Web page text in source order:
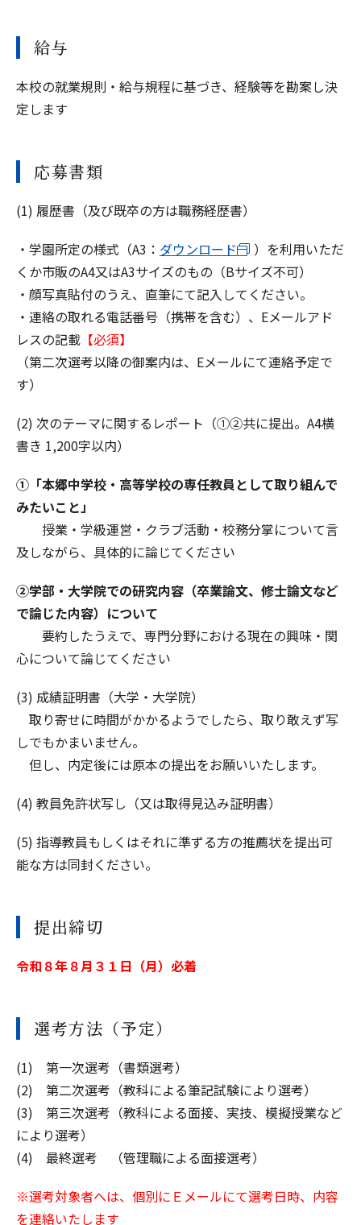
給与
本校の就業規則・給与規程に基づき、経験等を勘案し決
定します
応募書類
(1) 履歴書（及び既卒の方は職務経歴書）
・学園所定の様式（A3： ダウンロード
）を利用いただ
くか市販のA4又はA3サイズのもの（Bサイズ不可）
・顔写真貼付のうえ、直筆にて記入してください。
・連絡の取れる電話番号（携帯を含む）、Eメールアド
レスの記載 【必須】
（第二次選考以降の御案内は、Eメールにて連絡予定で
す）
(2) 次のテーマに関するレポート（①②共に提出。A4横
書き 1,200字以内）
①「本郷中学校・高等学校の専任教員として取り組んで
みたいこと」
授業・学級運営・クラブ活動・校務分掌について言
及しながら、具体的に論じてください
②学部・大学院での研究内容（卒業論文、修士論文など
で論じた内容）について
要約したうえで、専門分野における現在の興味・関
心について論じてください
(3) 成績証明書（大学・大学院）
取り寄せに時間がかかるようでしたら、取り敢えず写
しでもかまいません。
但し、内定後には原本の提出をお願いいたします。
(4) 教員免許状写し（又は取得見込み証明書）
(5) 指導教員もしくはそれに準ずる方の推薦状を提出可
能な方は同封ください。
提出締切
令和８年８月３１日（月）必着
選考方法（予定）
(1) 第一次選考（書類選考）
(2) 第二次選考（教科による筆記試験により選考）
(3) 第三次選考（教科による面接、実技、模擬授業など
により選考）
(4) 最終選考 （管理職による面接選考）
※選考対象者へは、個別にＥメールにて選考日時、内容
を連絡いたします